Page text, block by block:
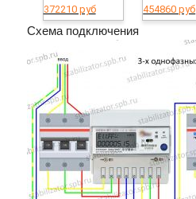
372210 руб 454860 руб
Схема подключения